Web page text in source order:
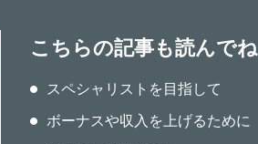
こちらの記事も読んでね
スペシャリストを目指して
ボーナスや収入を上げるために